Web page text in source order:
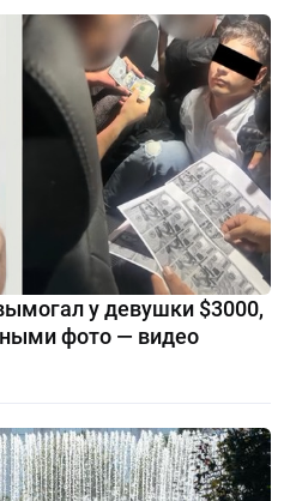
у девушки $3000,
фото — видео